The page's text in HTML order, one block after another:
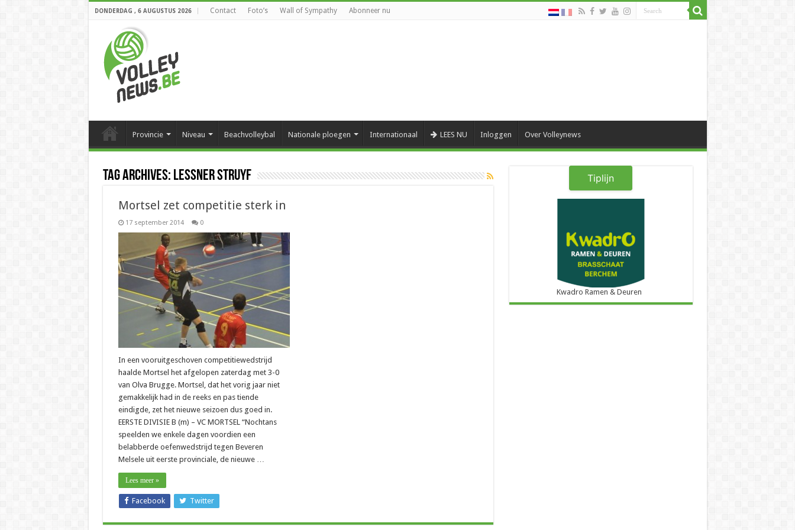
DONDERDAG , 6 AUGUSTUS 2026 Contact Foto’s Wall of Sympathy Abonneer nu
Provincie Niveau Beachvolleybal Nationale ploegen Internationaal LEES NU Inloggen Over Volleynews
Tag Archives: Lessner Struyf
Mortsel zet competitie sterk in
17 september 2014 0
In een vooruitgeschoven competitiewedstrijd
haalde Mortsel het afgelopen zaterdag met 3-0
van Olva Brugge. Mortsel, dat het vorig jaar niet
gemakkelijk had in de reeks en pas tiende
eindigde, zet het nieuwe seizoen dus goed in.
EERSTE DIVISIE B (m) – VC MORTSEL “Nochtans
speelden we enkele dagen voordien een
belabberde oefenwedstrijd tegen Beveren
Melsele uit eerste provinciale, de nieuwe …
Lees meer »
Facebook Twitter
Tiplijn
Kwadro Ramen & Deuren